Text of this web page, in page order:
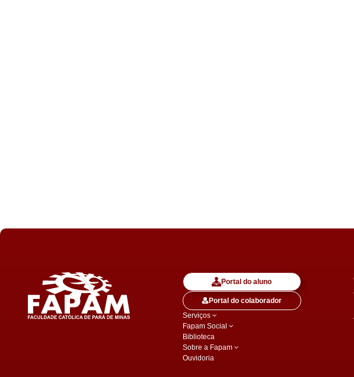
Portal do aluno
Portal do colaborador
Serviços
Fapam Social
Biblioteca
Sobre a Fapam
Ouvidoria